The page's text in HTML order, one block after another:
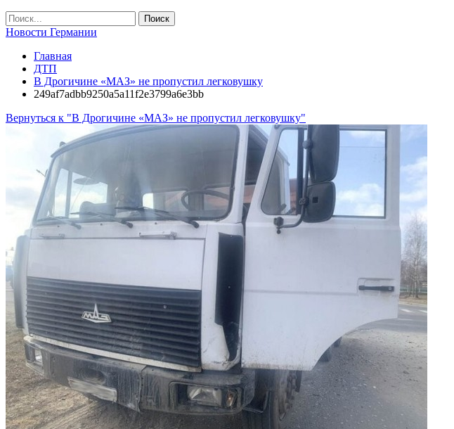
Новости Германии
Главная
ДТП
В Дрогичине «МАЗ» не пропустил легковушку
249af7adbb9250a5a11f2e3799a6e3bb
Вернуться к "В Дрогичине «МАЗ» не пропустил легковушку"